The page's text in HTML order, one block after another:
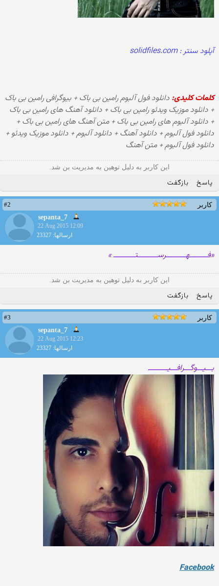
آپلود سنتر : solidfiles.com
کلمات کلیدی: دانلود فول آلبوم رامین بی باک + بیوگرافی رامین بی باک
+ دانلود موزیک ویدئو رامین بی باک + دانلود آهنگ های رامین بی باک
+ دانلود آلبوم های رامین بی باک + متن آهنگ های رامین بی باک +
دانلود فول آلبوم + دانلود آهنگ + دانلود آلبوم + دانلود موزیک ویدئو +
دانلود فول آلبوم + متن آهنگ
این کاربر به دلیل توهین به مدیریت بن شد.
پاسخ بازگفت
کاربر
#2
sepanta_7
22 Aug 2015 12:09
ارسالها: 23327
«فـــــــــهــــــــــرســــــــــتـــــــــــ »
این کاربر به دلیل توهین به مدیریت بن شد.
پاسخ بازگفت
کاربر
#3
sepanta_7
22 Aug 2015 12:23
ارسالها: 23327
بـــیـــوگـــرافـــیــــــــــ
Facebook